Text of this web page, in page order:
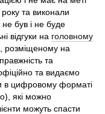
та виконали
був і не буде
відгуки на головному
розміщеному на
та
та видаємо
в цифровому форматі
які можно
можуть спасти